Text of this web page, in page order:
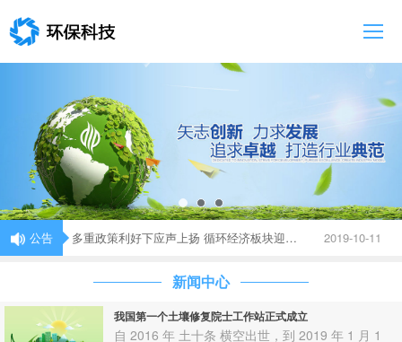
关于我们
新闻中心
投资者关系
业务介绍
加入我们
公告
陈述中国发展的“绿色态度”，从北京世园会说起 2019-10-10
忘记稻田里的蚂蟥吧，新生态农场邀你点赞 2019-10-11
多重政策利好下应声上扬 循环经济板块迎来投资暖春 2019-10-11
忘记稻田里的蚂蟥吧，新生态农场邀你点赞
新闻中心
我国第一个土壤修复院士工作站正式成立
自 2016 年 土十条 横空出世，到 2019 年 1 月 1